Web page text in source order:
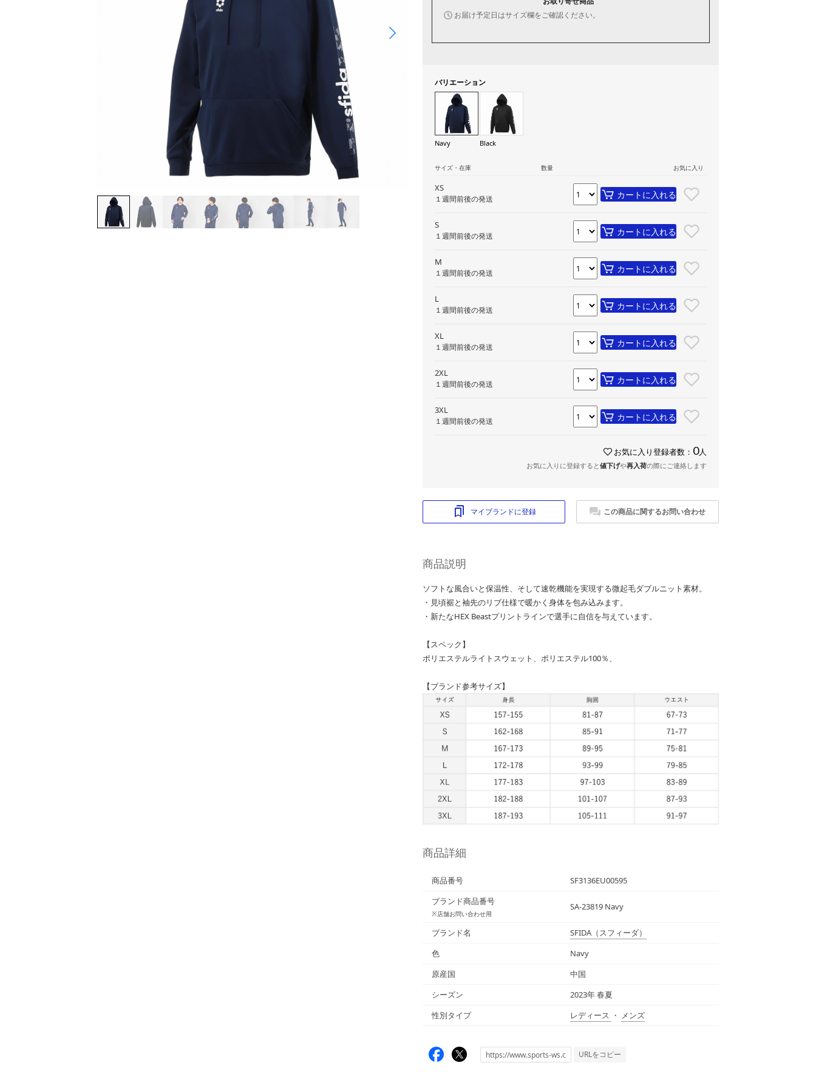
お届け予定日はサイズ欄をご確認ください。
バリエーション
Navy Black
サイズ・在庫 数量 お気に入り
XS
１週間前後の発送 カートに入れる
S
１週間前後の発送 カートに入れる
M
１週間前後の発送 カートに入れる
L
１週間前後の発送 カートに入れる
XL
１週間前後の発送 カートに入れる
2XL
１週間前後の発送 カートに入れる
3XL
１週間前後の発送 カートに入れる
お気に入り登録者数： 0人
お気に入りに登録すると値下げや再入荷の際にご連絡します
マイブランドに登録 この商品に関するお問い合わせ
商品説明
ソフトな風合いと保温性、そして速乾機能を実現する微起毛ダブルニット素材。
・見頃裾と袖先のリブ仕様で暖かく身体を包み込みます。
・新たなHEX Beastプリントラインで選手に自信を与えています。
【スペック】
ポリエステルライトスウェット、ポリエステル100％、
【ブランド参考サイズ】
商品詳細
商品番号
SF3136EU00595
ブランド商品番号
※店舗お問い合わせ用
SA-23819 Navy
ブランド名 SFIDA （スフィーダ）
色
Navy
原産国
中国
シーズン
2023年 春夏
性別タイプ
レディース ・ メンズ
URLをコピー